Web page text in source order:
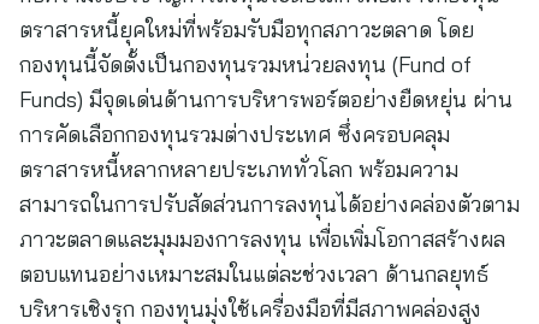
ตราสารหนี้ยุคใหม่ที่พร้อมรับมือทุกสภาวะตลาด โดย
กองทุนนี้จัดตั้งเป็นกองทุนรวมหน่วยลงทุน (Fund of
Funds) มีจุดเด่นด้านการบริหารพอร์ตอย่างยืดหยุ่น ผ่าน
การคัดเลือกกองทุนรวมต่างประเทศ ซึ่งครอบคลุม
ตราสารหนี้หลากหลายประเภททั่วโลก พร้อมความ
สามารถในการปรับสัดส่วนการลงทุนได้อย่างคล่องตัวตาม
ภาวะตลาดและมุมมองการลงทุน เพื่อเพิ่มโอกาสสร้างผล
ตอบแทนอย่างเหมาะสมในแต่ละช่วงเวลา ด้านกลยุทธ์
บริหารเชิงรุก กองทุนมุ่งใช้เครื่องมือที่มีสภาพคล่องสูง